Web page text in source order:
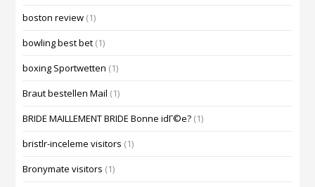
boston review (1)
bowling best bet (1)
boxing Sportwetten (1)
Braut bestellen Mail (1)
BRIDE MAILLEMENT BRIDE Bonne idГ©e? (1)
bristlr-inceleme visitors (1)
Bronymate visitors (1)